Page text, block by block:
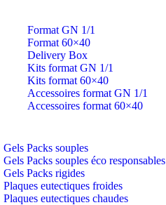
Format GN 1/1
Format 60×40
Delivery Box
Kits format GN 1/1
Kits format 60×40
Accessoires format GN 1/1
Accessoires format 60×40
Gels Packs souples
Gels Packs souples éco responsables
Gels Packs rigides
Plaques eutectiques froides
Plaques eutectiques chaudes